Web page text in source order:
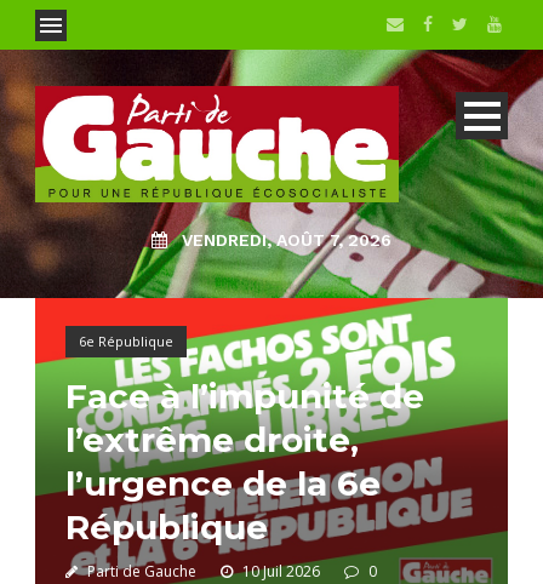
VENDREDI, AOÛT 7, 2026
6e République
Face à l’impunité de
l’extrême droite,
l’urgence de la 6e
République
Parti de Gauche 10 Juil 2026 0